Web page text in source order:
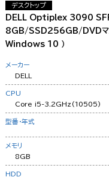
デスクトップ
DELL Optiplex 3090
8GB/SSD256GB/DVD
Windows 10 ）
メーカー
DELL
CPU
Core i5-3.2GHz(10505)
型番・年式
メモリ
8GB
HDD